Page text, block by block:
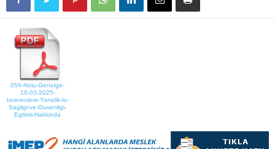
056-Nolu-Genelge-
10-03-2025-
Isverenlere-Yonelik-Is-
Sagligi-ve-Guvenligi-
Egitimi-Hakkinda